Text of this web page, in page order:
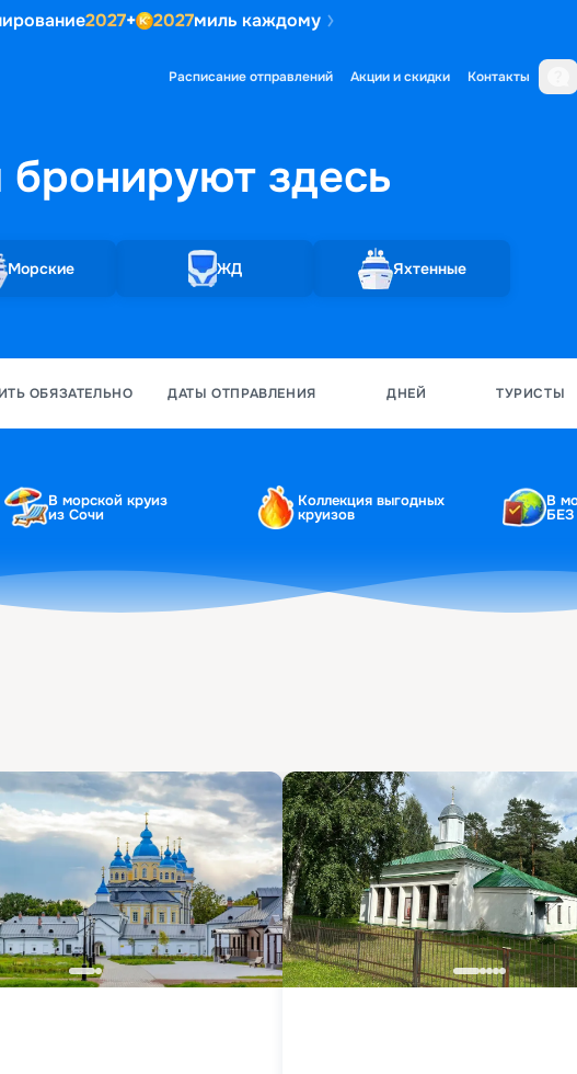
2027+ 2027миль каждому
Расписание отправлений Акции и скидки Контакты
бронируютздесь
Морские ЖД Яхтенные
ОБЯЗАТЕЛЬНО ДАТЫ ОТПРАВЛЕНИЯ ДНЕЙ ТУРИСТЫ
В морской круиз
из Сочи
Коллекция выгодных
круизов
В